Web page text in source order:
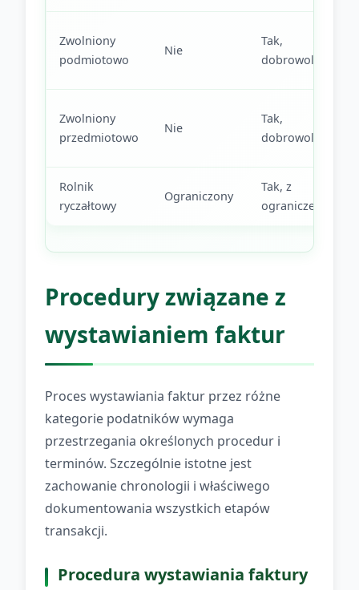
Zwolniony
podmiotowo
Nie
Tak,
dobrowolnie
Zwolniony
przedmiotowo
Nie
Tak,
dobrowolnie
Rolnik
ryczałtowy
Ograniczony
Tak, z
ograniczeniami
Procedury związane z
wystawianiem faktur
Proces wystawiania faktur przez różne
kategorie podatników wymaga
przestrzegania określonych procedur i
terminów. Szczególnie istotne jest
zachowanie chronologii i właściwego
dokumentowania wszystkich etapów
transakcji.
Procedura wystawiania faktury